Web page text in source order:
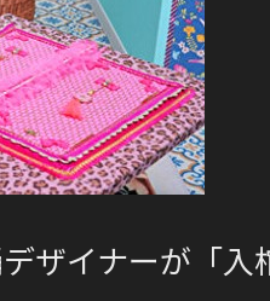
ザイナーが「入